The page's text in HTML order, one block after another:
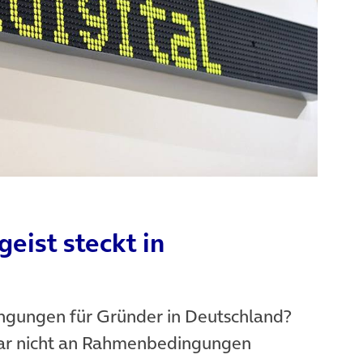
steckt in
für Gründer in Deutschland?
nicht an Rahmenbedingungen